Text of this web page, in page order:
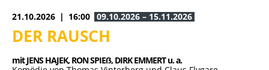
21.10.2026 16:00 09.10.2026 – 15.11.2026
DER RAUSCH
mit JENS HAJEK, RON SPIEẞ, DIRK EMMERT u. a.